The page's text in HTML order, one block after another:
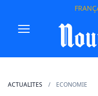
ACTUALITES ECONOMIE